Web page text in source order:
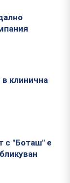
клинична
с "Боташ" е